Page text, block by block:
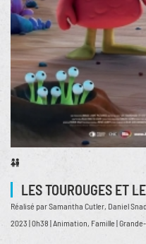
LES TOUROUGES ET
Réalisé par Samantha Cutler, Daniel
2023 | 0h38 | Animation, Famille |